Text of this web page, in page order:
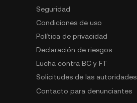
Seguridad
Condiciones de uso
Política de privacidad
Declaración de riesgos
Lucha contra BC y FT
Solicitudes de las autoridades
Contacto para denunciantes